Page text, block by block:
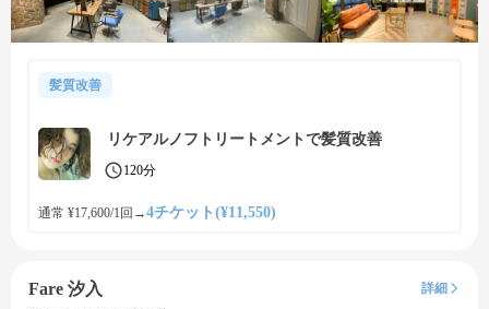
髪質改善
リケアルノフトリートメントで髪質改善
120分
通常 ¥17,600/1回 →4チケット(¥11,550)
Fare 汐入
詳細